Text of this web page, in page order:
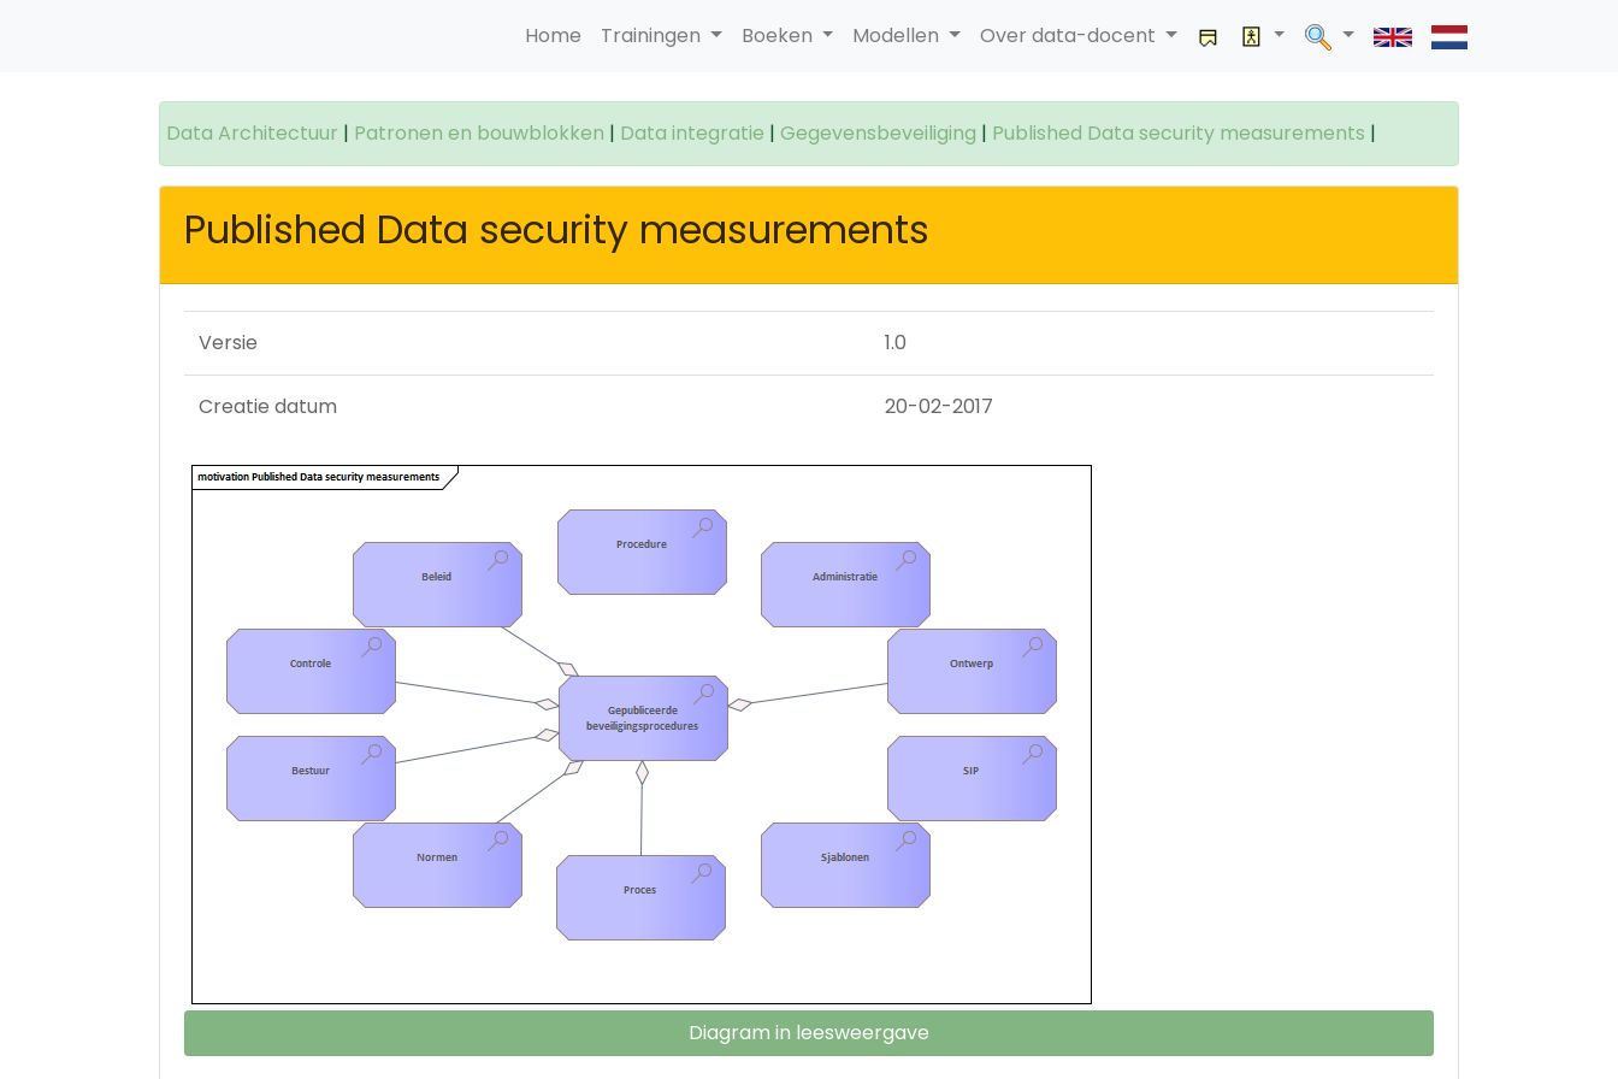
Home Trainingen Boeken Modellen Over data-docent
Data Architectuur | Patronen en bouwblokken | Data integratie | Gegevensbeveiliging | Published Data security measurements |
Published Data security measurements
Versie 1.0
Creatie datum 20-02-2017
Diagram in leesweergave